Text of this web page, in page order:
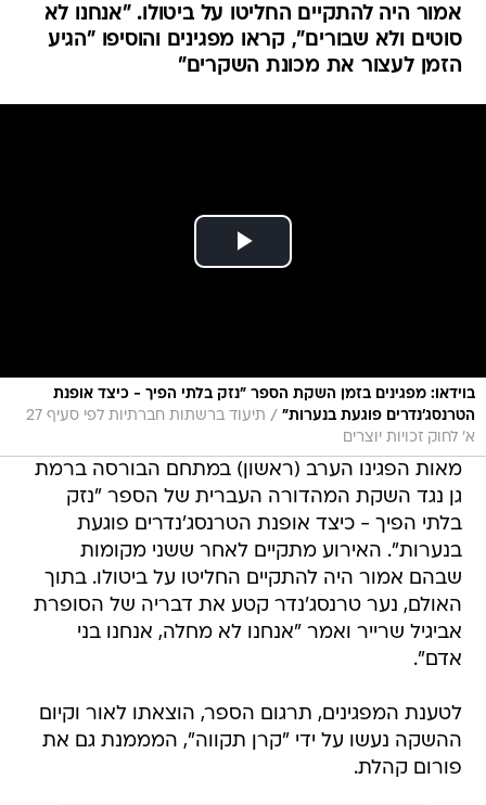
אמור היה להתקיים החליטו על ביטולו. "אנחנו לא
סוטים ולא שבורים", קראו מפגינים והוסיפו "הגיע
הזמן לעצור את מכונת השקרים"
בוידאו: מפגינים בזמן השקת הספר ״נזק בלתי הפיך - כיצד אופנת
הטרנסג׳נדרים פוגעת בנערות״ /
תיעוד ברשתות חברתיות לפי סעיף 27
א' לחוק זכויות יוצרים
מאות הפגינו הערב (ראשון) במתחם הבורסה ברמת
גן נגד השקת המהדורה העברית של הספר "נזק
בלתי הפיך - כיצד אופנת הטרנסג'נדרים פוגעת
בנערות". האירוע מתקיים לאחר ששני מקומות
שבהם אמור היה להתקיים החליטו על ביטולו. בתוך
האולם, נער טרנסג'נדר קטע את דבריה של הסופרת
אביגיל שרייר ואמר "אנחנו לא מחלה, אנחנו בני
אדם".
לטענת המפגינים, תרגום הספר, הוצאתו לאור וקיום
ההשקה נעשו על ידי "קרן תקווה", המממנת גם את
פורום קהלת.